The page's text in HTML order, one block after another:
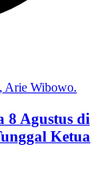
8 Agustus di
Ketua